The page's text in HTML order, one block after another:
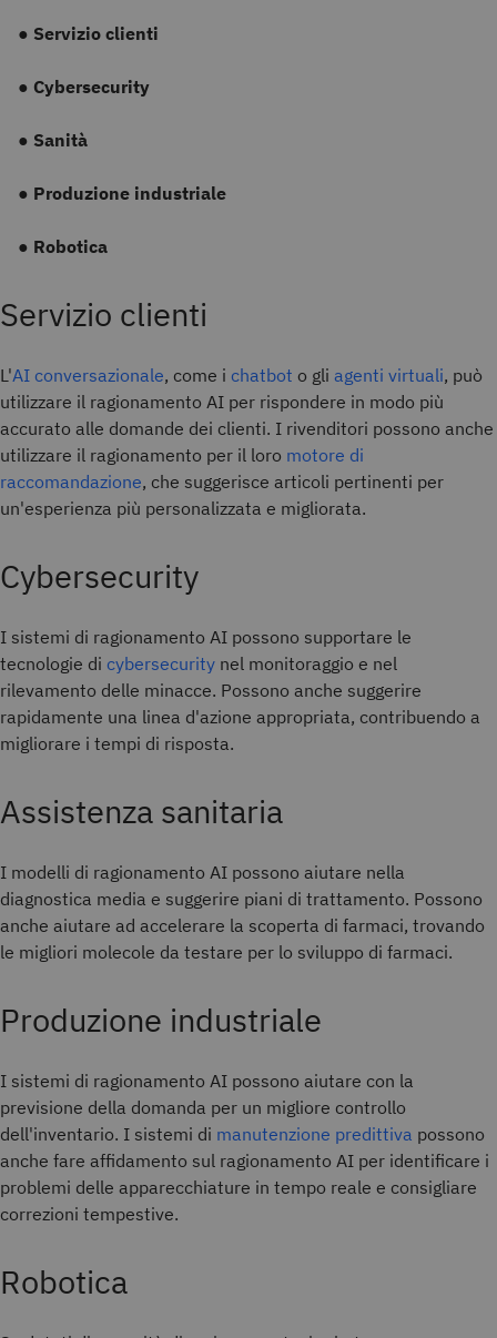
● Servizio clienti
● Cybersecurity
● Sanità
● Produzione industriale
● Robotica
Servizio clienti
L'AI conversazionale, come i chatbot o gli agenti virtuali, può
utilizzare il ragionamento AI per rispondere in modo più
accurato alle domande dei clienti. I rivenditori possono anche
utilizzare il ragionamento per il loro motore di
raccomandazione, che suggerisce articoli pertinenti per
un'esperienza più personalizzata e migliorata.
Cybersecurity
I sistemi di ragionamento AI possono supportare le
tecnologie di cybersecurity nel monitoraggio e nel
rilevamento delle minacce. Possono anche suggerire
rapidamente una linea d'azione appropriata, contribuendo a
migliorare i tempi di risposta.
Assistenza sanitaria
I modelli di ragionamento AI possono aiutare nella
diagnostica media e suggerire piani di trattamento. Possono
anche aiutare ad accelerare la scoperta di farmaci, trovando
le migliori molecole da testare per lo sviluppo di farmaci.
Produzione industriale
I sistemi di ragionamento AI possono aiutare con la
previsione della domanda per un migliore controllo
dell'inventario. I sistemi di manutenzione predittiva possono
anche fare affidamento sul ragionamento AI per identificare i
problemi delle apparecchiature in tempo reale e consigliare
correzioni tempestive.
Robotica